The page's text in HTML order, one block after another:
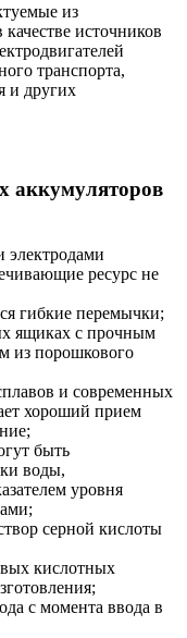
из
источников
транспорта,
и других
аккумуляторов
электродами
ресурс не
гибкие перемычки;
ящиках с прочным
из порошкового
и современных
хороший прием
быть
воды,
уровня
серной кислоты
кислотных
с момента ввода в